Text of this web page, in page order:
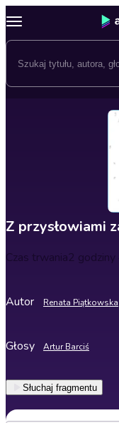
Z przysłowiami
Czas trwania2
Autor Renata Piątkowska
Głosy Artur Barciś
Słuchaj fragmentu